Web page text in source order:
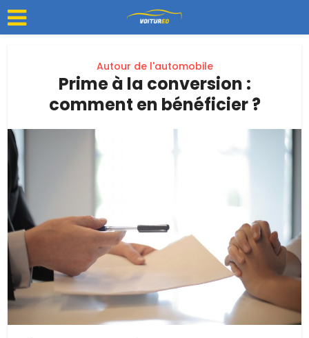
Autour de l'automobile
Prime à la conversion :
comment en bénéficier ?